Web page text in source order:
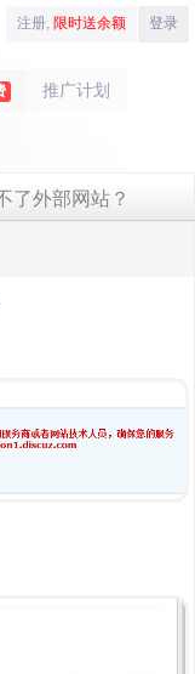
注册, 限时送余额 登录
推广计划
了外部网站？